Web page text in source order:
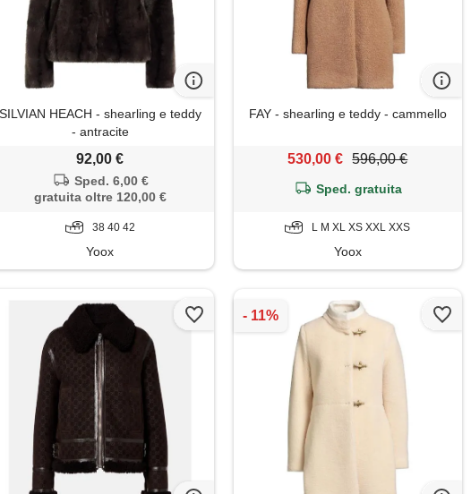
SILVIAN HEACH - shearling e teddy
- antracite
92,00 €
Sped. 6,00 €
gratuita oltre 120,00 €
38 40 42
Yoox
FAY - shearling e teddy - cammello
530,00 € 596,00 €
Sped. gratuita
L M XL XS XXL XXS
Yoox